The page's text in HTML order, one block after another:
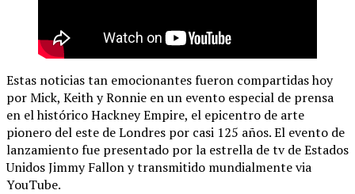
Estas noticias tan emocionantes fueron compartidas hoy
por Mick, Keith y Ronnie en un evento especial de prensa
en el histórico Hackney Empire, el epicentro de arte
pionero del este de Londres por casi 125 años. El evento de
lanzamiento fue presentado por la estrella de tv de Estados
Unidos Jimmy Fallon y transmitido mundialmente via
YouTube.